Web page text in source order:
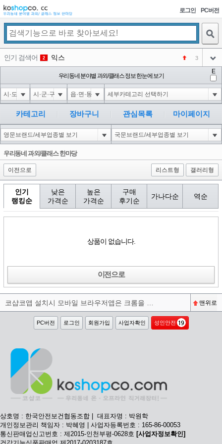
로그인 PC버전
인기 검색어 2 익스 3
미끄럼방지
아이콘
4 대성설렁탕
아이콘
5
아이콘
1
6 강남면옥
아이콘
NEW
코샵
우리동네 분야별 과외/클래스 정보 한눈에 보기
E
카테고리 장바구니 관심목록 마이페이지
우리동네 과외/클래스 한마당
이전으로 리스트형 갤러리형
인기
랭킹순
낮은
가격순
높은
가격순
구매
후기순
가나다순 역순
상품이 없습니다.
이전으로
맨위로
PC버전 로그인 회원가입 사업자확인 성인안전
상호명 : 한국안전보건협동조합 | 대표자명 : 박원학
개인정보관리 책임자 : 박혜영 | 사업자등록번호 : 165-86-00053
통신판매업신고번호 : 제2015-인천부평-0628호 [사업자정보확인]